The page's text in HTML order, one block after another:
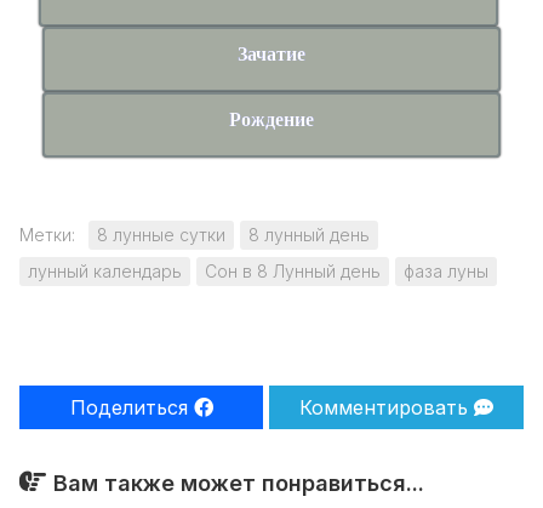
Зачатие
Рождение
Метки: 8 лунные сутки
8 лунный день
лунный календарь
Сон в 8 Лунный день фаза луны
Поделиться Комментировать
Вам также может понравиться...